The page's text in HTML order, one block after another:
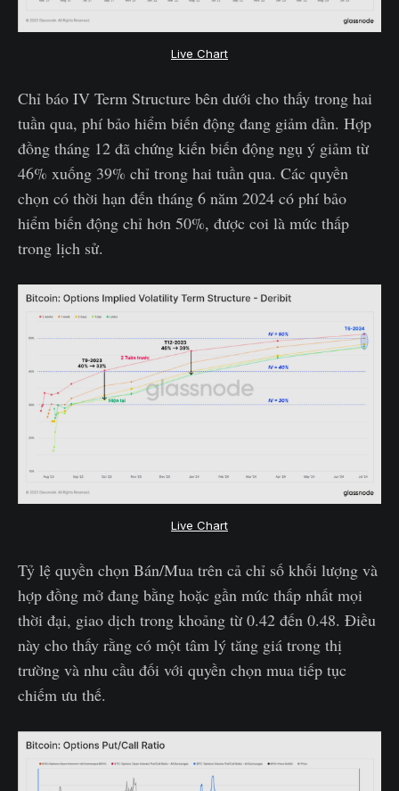
Live Chart
Chỉ báo IV Term Structure bên dưới cho thấy trong hai
tuần qua, phí bảo hiểm biến động đang giảm dần. Hợp
đồng tháng 12 đã chứng kiến biến động ngụ ý giảm từ
46% xuống 39% chỉ trong hai tuần qua. Các quyền
chọn có thời hạn đến tháng 6 năm 2024 có phí bảo
hiểm biến động chỉ hơn 50%, được coi là mức thấp
trong lịch sử.
Live Chart
Tỷ lệ quyền chọn Bán/Mua trên cả chỉ số khối lượng và
hợp đồng mở đang bằng hoặc gần mức thấp nhất mọi
thời đại, giao dịch trong khoảng từ 0.42 đến 0.48. Điều
này cho thấy rằng có một tâm lý tăng giá trong thị
trường và nhu cầu đối với quyền chọn mua tiếp tục
chiếm ưu thế.